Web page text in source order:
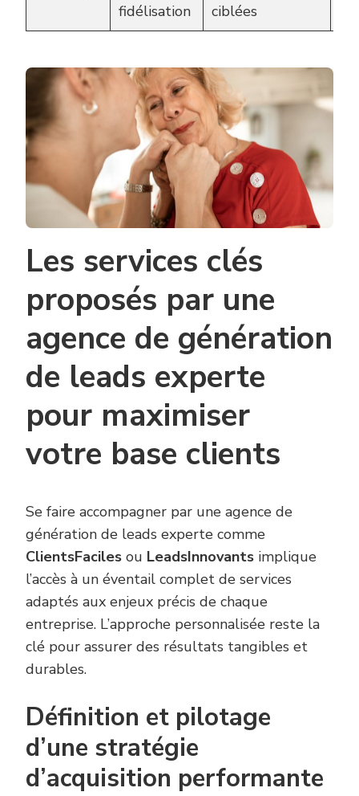
fidélisation
ciblées
Les services clés
proposés par une
agence de génération
de leads experte
pour maximiser
votre base clients
Se faire accompagner par une agence de
génération de leads experte comme
ClientsFaciles ou LeadsInnovants implique
l’accès à un éventail complet de services
adaptés aux enjeux précis de chaque
entreprise. L’approche personnalisée reste la
clé pour assurer des résultats tangibles et
durables.
Définition et pilotage
d’une stratégie
d’acquisition performante